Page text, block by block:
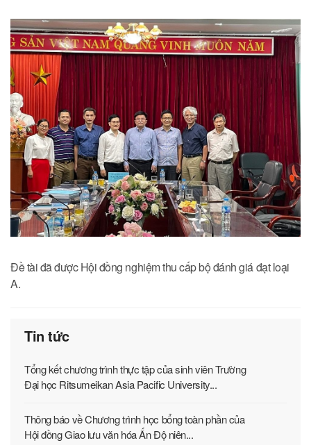
Đề tài đã được Hội đồng nghiệm thu cấp bộ đánh giá đạt loại
A.
Tin tức
Tổng kết chương trình thực tập của sinh viên Trường
Đại học Ritsumeikan Asia Pacific University...
Thông báo về Chương trình học bổng toàn phần của
Hội đồng Giao lưu văn hóa Ấn Độ niên...